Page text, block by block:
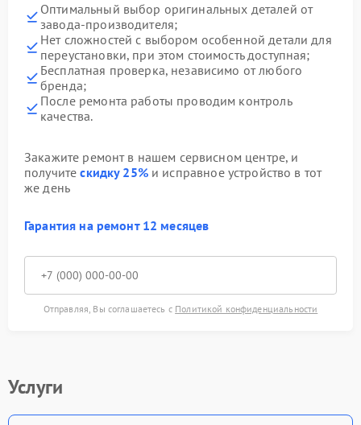
Оптимальный выбор оригинальных деталей от
завода-производителя;
Нет сложностей с выбором особенной детали для
переустановки, при этом стоимость доступная;
Бесплатная проверка, независимо от любого
бренда;
После ремонта работы проводим контроль
качества.
Закажите ремонт в нашем сервисном центре, и
получитескидку 25%и исправное устройство в тот
же день
Гарантия на ремонт 12 месяцев
Отправляя, Вы соглашаетесь с Политикой конфиденциальности
Услуги